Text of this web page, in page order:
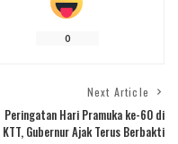
0
Next Article
Peringatan Hari Pramuka ke-60 di
KTT, Gubernur Ajak Terus Berbakti